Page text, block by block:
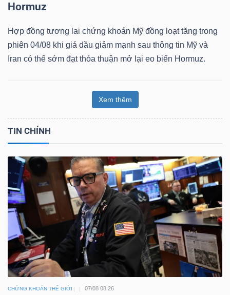
Hormuz
Hợp đồng tương lai chứng khoán Mỹ đồng loạt tăng trong
phiên 04/08 khi giá dầu giảm mạnh sau thông tin Mỹ và
Iran có thể sớm đạt thỏa thuận mở lại eo biển Hormuz.
Xem thêm
TIN CHÍNH
CHỨNG KHOÁN THẾ GIỚI 07/08 08:26